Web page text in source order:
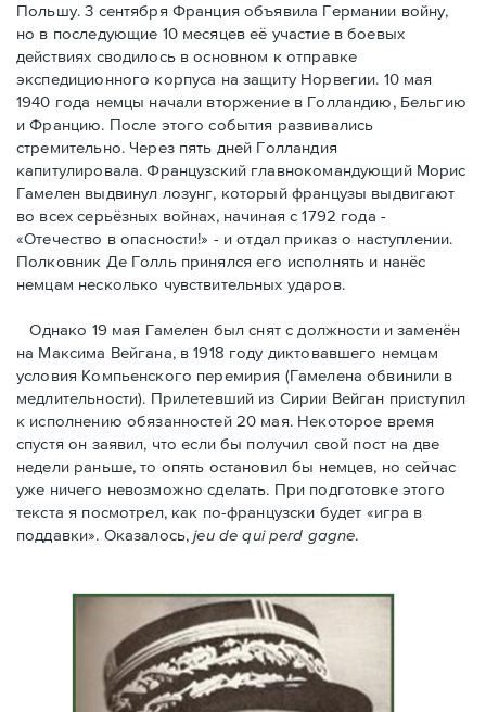
Польшу. 3 сентября Франция объявила Германии войну,
но в последующие 10 месяцев её участие в боевых
действиях сводилось в основном к отправке
экспедиционного корпуса на защиту Норвегии. 10 мая
1940 года немцы начали вторжение в Голландию, Бельгию
и Францию. После этого события развивались
стремительно. Через пять дней Голландия
капитулировала. Французский главнокомандующий Морис
Гамелен выдвинул лозунг, который французы выдвигают
во всех серьёзных войнах, начиная с 1792 года -
«Отечество в опасности!» - и отдал приказ о наступлении.
Полковник Дe Голль принялся его исполнять и нанёс
немцам несколько чувствительных ударов.
Однако 19 мая Гамелен был снят с должности и заменён
на Максима Вейгана, в 1918 году диктовавшего немцам
условия Компьенского перемирия (Гамелена обвинили в
медлительности). Прилетевший из Сирии Вейган приступил
к исполнению обязанностей 20 мая. Hекоторое время
спустя oн заявил, что если бы получил свой пост на две
недели раньше, то опять остановил бы немцев, но сейчас
уже ничего невозможно сделать. При подготовке этого
текста я посмотрел, как по-французски будет «игра в
поддавки». Оказалось,jeu de qui perd gagne.